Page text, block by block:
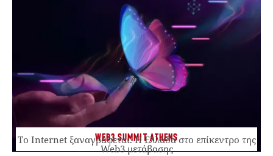
WEB3 SUMMIT ATHENS
Το Internet ξαναγράφεται. Η Ελλάδα στο επίκεντρο της
Web3 μετάβασης